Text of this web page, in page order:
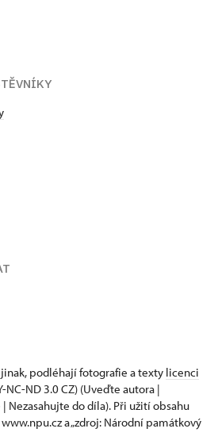
podléhají fotografie a texty licenci
NC-ND 3.0 CZ) (Uveďte autora |
Nezasahujte do díla). Při užití obsahu
a „zdroj: Národní památkový